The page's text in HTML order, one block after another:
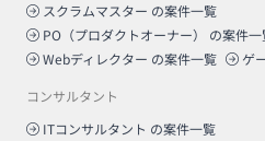
スクラムマスター の案件一覧
PO（プロダクトオーナー）
の案件一
Webディレクター の案件一覧 ゲ
コンサルタント
ITコンサルタント の案件一覧